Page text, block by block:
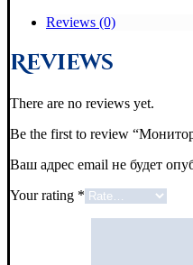
Reviews (0)
Reviews
There are no reviews yet.
Be the first to review
Ваш адрес email не будет
Your rating *